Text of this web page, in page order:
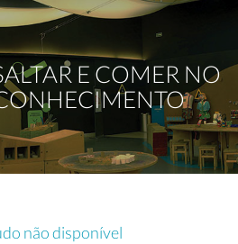
E COMER NO
não disponível